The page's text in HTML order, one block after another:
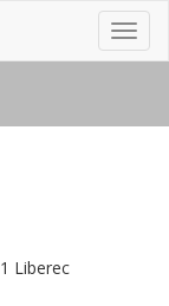
Liberec